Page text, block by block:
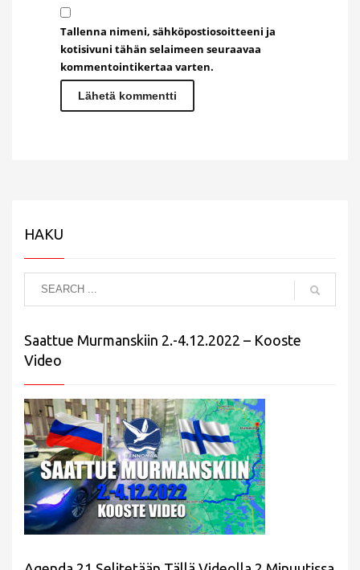
Tallenna nimeni, sähköpostiosoitteeni ja
kotisivuni tähän selaimeen seuraavaa
kommentointikertaa varten.
HAKU
Saattue Murmanskiin 2.-4.12.2022 – Kooste
Video